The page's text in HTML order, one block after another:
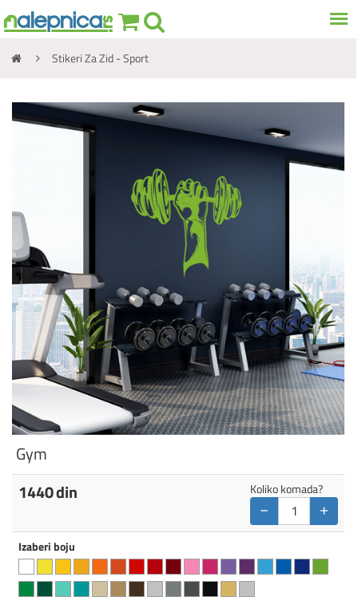
Stikeri Za Zid - Sport
Gym
1440din Koliko komada?
− +
Izaberi boju